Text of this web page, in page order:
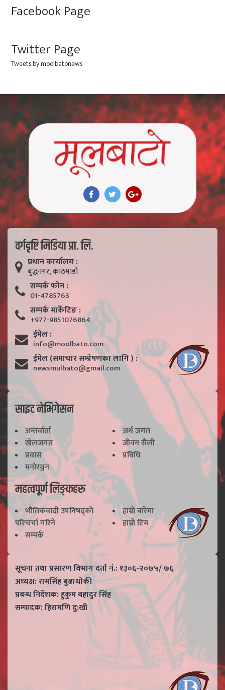
Facebook Page
Twitter Page
Tweets by moolbatonews
वर्गदृष्टि मिडिया प्रा. लि.
प्रधान कार्यालय :
बुद्धनगर, काठमाडाैं
सम्पर्क फाेन :
01-4785763
सम्पर्क मार्केटिङ :
+977-9851076864
ईमेल :
info@moolbato.com
ईमेल (समाचार सम्प्रेषणका लागि ) :
newsmulbato@gmail.com
साइट नेभिगेसन
अन्तर्वार्ता
अर्थ जगत
खेलजगत
जीवन सैली
प्रवास
प्रविधि
मनोरञ्जन
महत्वपूर्ण लिङ्कहरू
भाैतिकवादी उपनिषद्काे
परिचर्चा गरिने
हाम्राे बारेमा
हाम्राे टिम
सम्पर्क
सूचना तथा प्रसारण विभाग दर्ता नं.: १३०६-२०७५/ ७६
अध्यक्ष: रामसिंह बुढाथाेकी
प्रबन्ध निर्देशक: हुकुम बहादुर सिंह
सम्पादक: हिरामणि दु:खी